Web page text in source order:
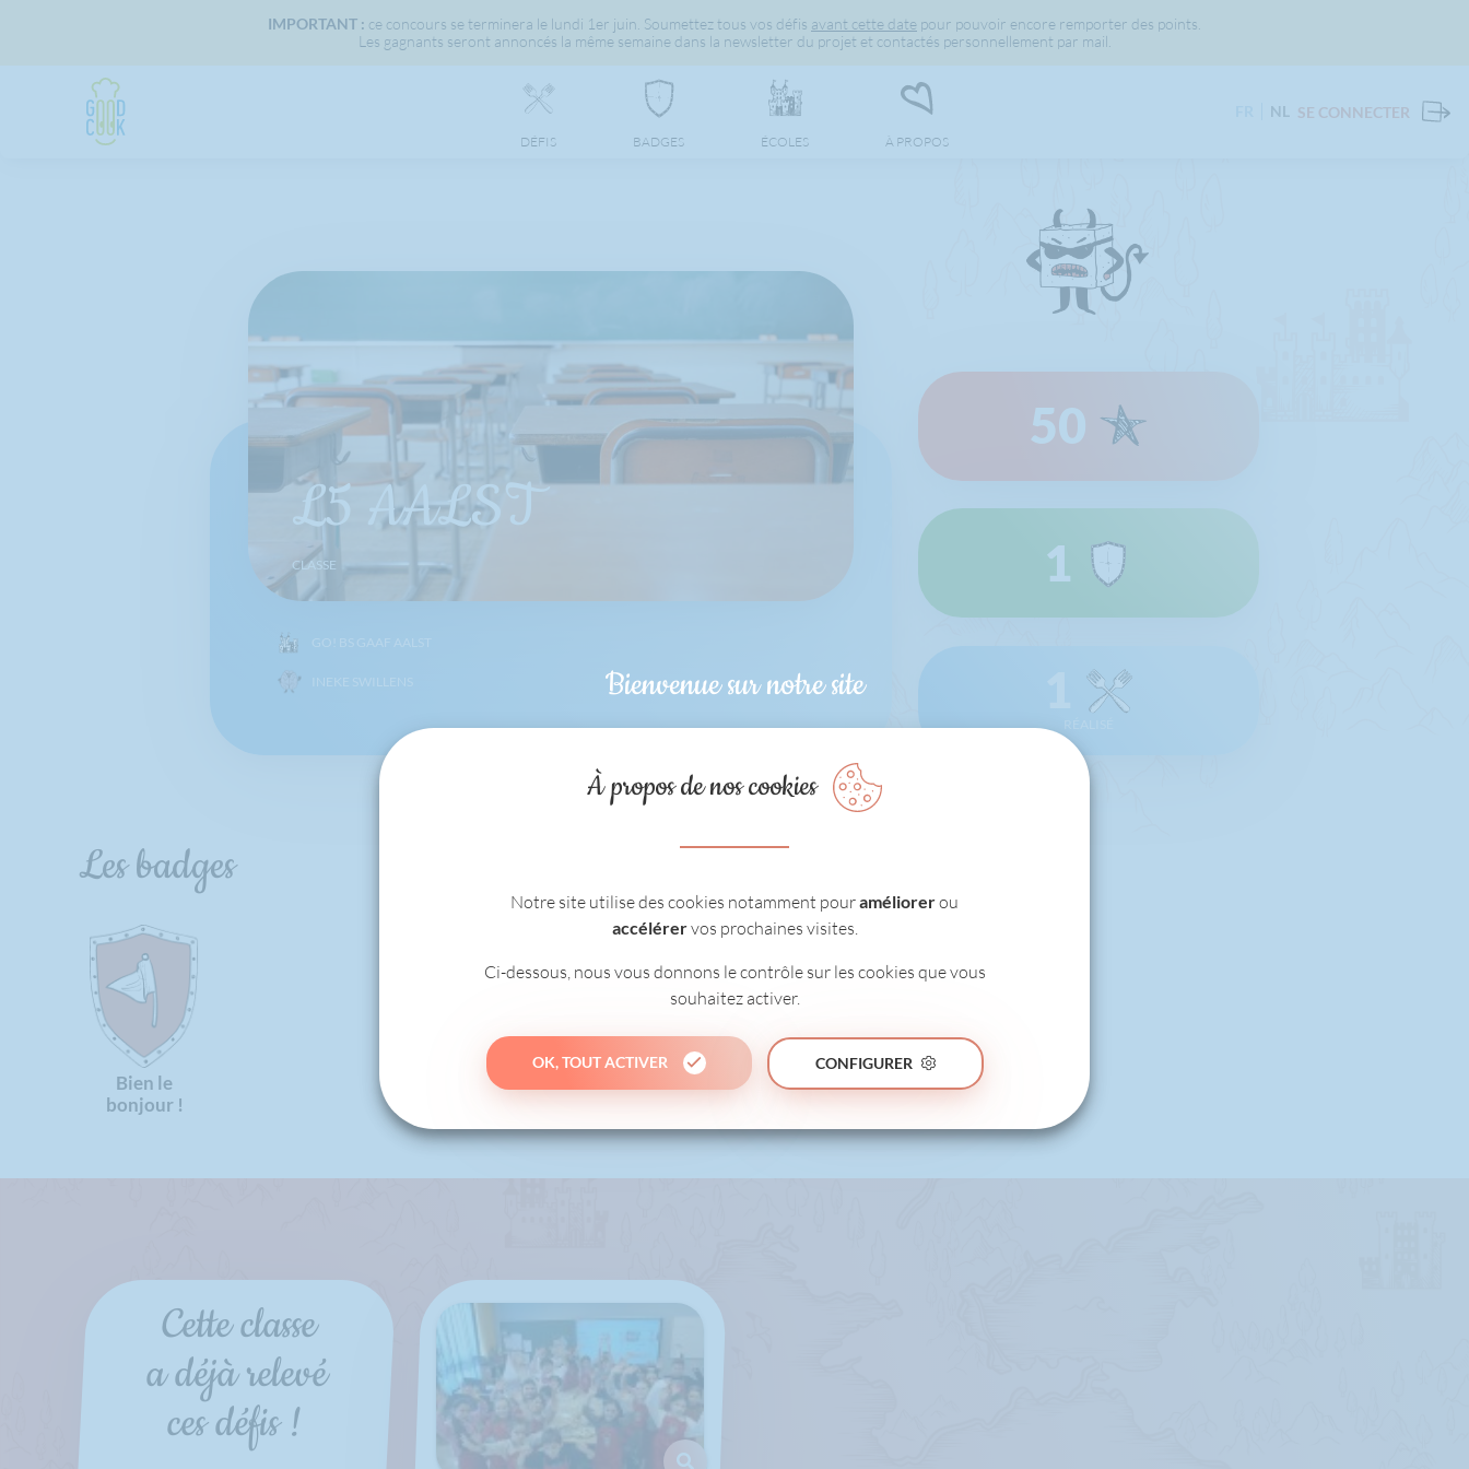
IMPORTANT : ce concours se terminera le lundi 1er juin. Soumettez tous vos défis avant cette date pour pouvoir encore remporter des points.
Les gagnants seront annoncés la même semaine dans la newsletter du projet et contactés personnellement par mail.
DÉFIS BADGES ÉCOLES À PROPOS
NL SE CONNECTER
L5 AALST
CLASSE
GO! BS GAAF AALST
INEKE SWILLENS
50
1
Les badges
Bien le
bonjour !
Cette classe
a déjà relevé
ces défis !
Bienvenue sur notre site
À propos de nos cookies
Notre site utilise des cookies notamment pouraméliorerou
accélérervos prochaines visites.
Ci-dessous, nous vous donnons le contrôle sur les cookies que vous
souhaitez activer.
OK, TOUT ACTIVER CONFIGURER